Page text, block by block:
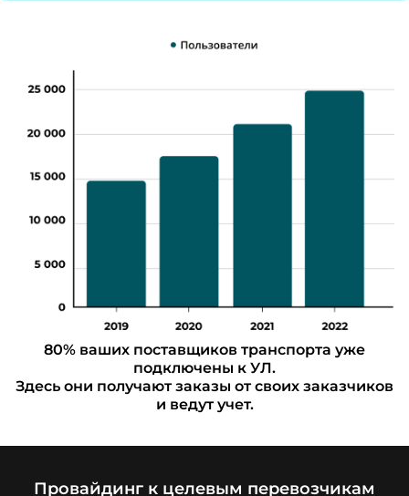
80% ваших поставщиков транспорта уже
подключены к УЛ.
Здесь они получают заказы от своих заказчиков
и ведут учет.
Провайдинг к целевым перевозчикам